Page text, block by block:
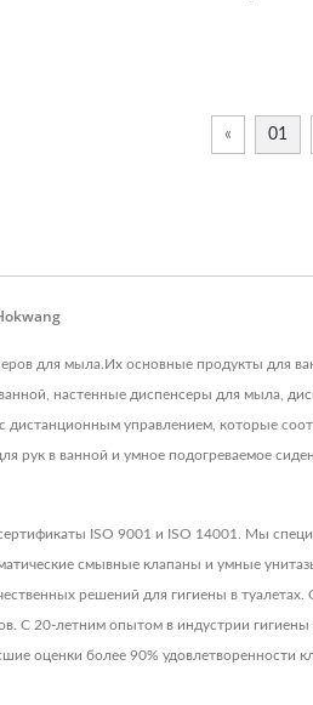
« 01
для мыла.Их основные продукты для
настенные диспенсеры для мыла,
управлением, которые
в ванной и умное подогреваемое
ISO 9001 и ISO 14001. Мы
смывные клапаны и умные
решений для гигиены в туалетах.
С 20-летним опытом в индустрии
оценки более 90% удовлетворенности